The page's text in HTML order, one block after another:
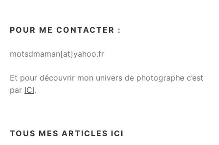
POUR ME CONTACTER :
motsdmaman[at]yahoo.fr
Et pour découvrir mon univers de photographe c’est
par ICI.
TOUS MES ARTICLES ICI